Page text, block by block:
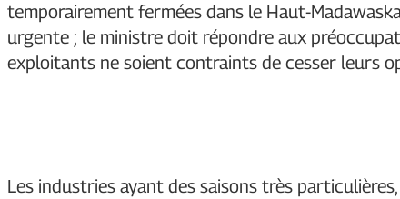
temporairement fermées dans le Haut-
urgente ; le ministre doit répondre aux
exploitants ne soient contraints de cesser leurs
Les industries ayant des saisons très